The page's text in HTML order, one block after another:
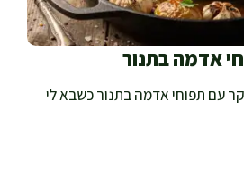
אדמה בתנור
עם תפוחי אדמה בתנור כשבא לי